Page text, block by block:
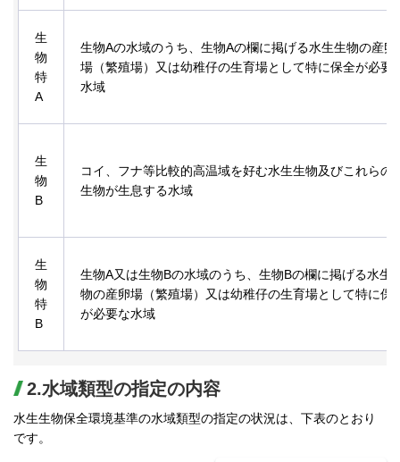
生
物
特
A
生物Aの水域のうち、生物Aの欄に掲げる水生生物の産卵
場（繁殖場）又は幼稚仔の生育場として特に保全が必要
水域
生
物
B
コイ、フナ等比較的高温域を好む水生生物及びこれらの
生物が生息する水域
生
物
特
B
生物A又は生物Bの水域のうち、生物Bの欄に掲げる水生
物の産卵場（繁殖場）又は幼稚仔の生育場として特に保
が必要な水域
2.水域類型の指定の内容
水生生物保全環境基準の水域類型の指定の状況は、下表のとおり
です。